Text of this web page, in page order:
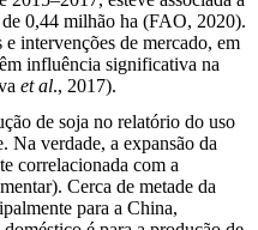
de 0,44 milhão ha (FAO, 2020).
intervenções de mercado, em
influência significativa na
et al., 2017).
de soja no relatório do uso
Na verdade, a expansão da
correlacionada com a
Cerca de metade da
para a China,